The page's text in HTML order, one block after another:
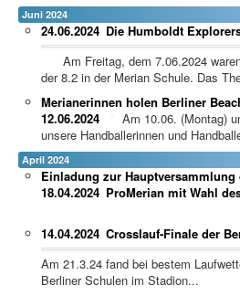
Juni 2024
Die Humboldt
24.06.2024
Am Freitag, dem 7.06.2024
der 8.2 in der Merian Schule. Das
Merianerinnen holen Berliner
12.06.2024
Am 10.06. (Montag)
unsere Handballerinnen und
April 2024
Einladung zur
ProMerian mit Wahl
18.04.2024
Crosslauf-Finale der
14.04.2024
Am 21.3.24 fand bei bestem
Berliner Schulen im Stadion...